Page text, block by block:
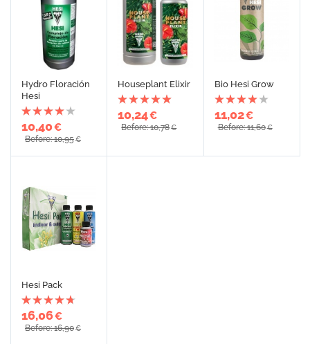
Hydro Floración
Hesi
10,40€
Before: 10,95€
Houseplant Elixir
10,24€
Before: 10,78€
Bio Hesi Grow
11,02€
Before: 11,60€
Hesi Pack
16,06€
Before: 16,90€